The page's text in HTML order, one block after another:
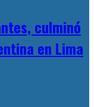
culminó
en Lima